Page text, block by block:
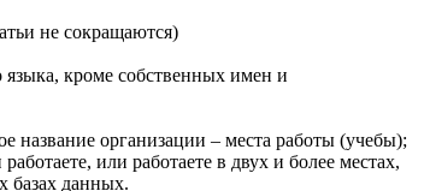
не сокращаются)
языка, кроме собственных имен и
название организации – места работы (учебы);
или работаете в двух и более местах,
базах данных.